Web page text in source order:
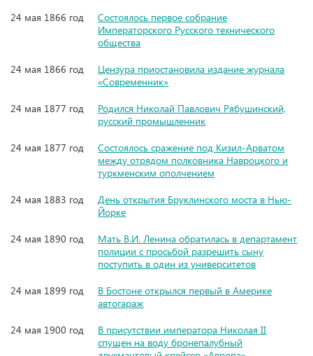
24 мая 1866 год
Состоялось первое собрание
Императорского Русского технического
общества
24 мая 1866 год
Цензура приостановила издание журнала
«Современник»
24 мая 1877 год
Родился Николай Павлович Рябушинский,
русский промышленник
24 мая 1877 год
Состоялось сражение под Кизил-Арватом
между отрядом полковника Навроцкого и
туркменским ополчением
24 мая 1883 год
День открытия Бруклинского моста в Нью-
Йорке
24 мая 1890 год
Мать В.И. Ленина обратилась в департамент
полиции с просьбой разрешить сыну
поступить в один из университетов
24 мая 1899 год
В Бостоне открылся первый в Америке
автогараж
24 мая 1900 год
В присутствии императора Николая II
спущен на воду бронепалубный